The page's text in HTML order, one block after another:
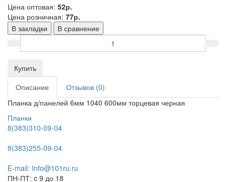
Цена оптовая: 52р.
Цена розничная: 77р.
В закладки
В сравнение
Купить
Описание
Отзывов (0)
Планка д/панелей 6мм 1040 600мм торцевая черная
Планки
8(383)310-09-04
8(383)255-09-04
E-mail: Info@101ru.ru
ПН-ПТ: c 9 до 18